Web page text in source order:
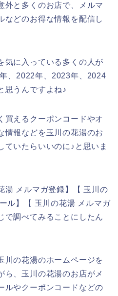
外と多くのお店で、メルマ
などのお得な情報を配信し
気に入っている多くの人が
、2022年、2023年、2024
思うんですよね♪
買えるクーポンコードやオ
情報などを玉川の花湯のお
ていたらいいのに♪と思いま
湯 メルマガ登録】【 玉川の
ル】【 玉川の花湯 メルマガ
で調べてみることにしたん
川の花湯のホームページを
ら、玉川の花湯のお店がメ
ルやクーポンコードなどの